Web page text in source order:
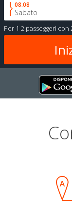
08.08
Sabato
Per 1-2 passeggeri con